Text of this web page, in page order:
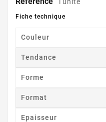
Fiche technique
Couleur
Tendance
Forme
Format
Epaisseur